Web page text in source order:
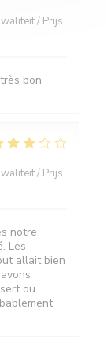
/ Prijs
bon
/ Prijs
notre
Les
allait bien
ou